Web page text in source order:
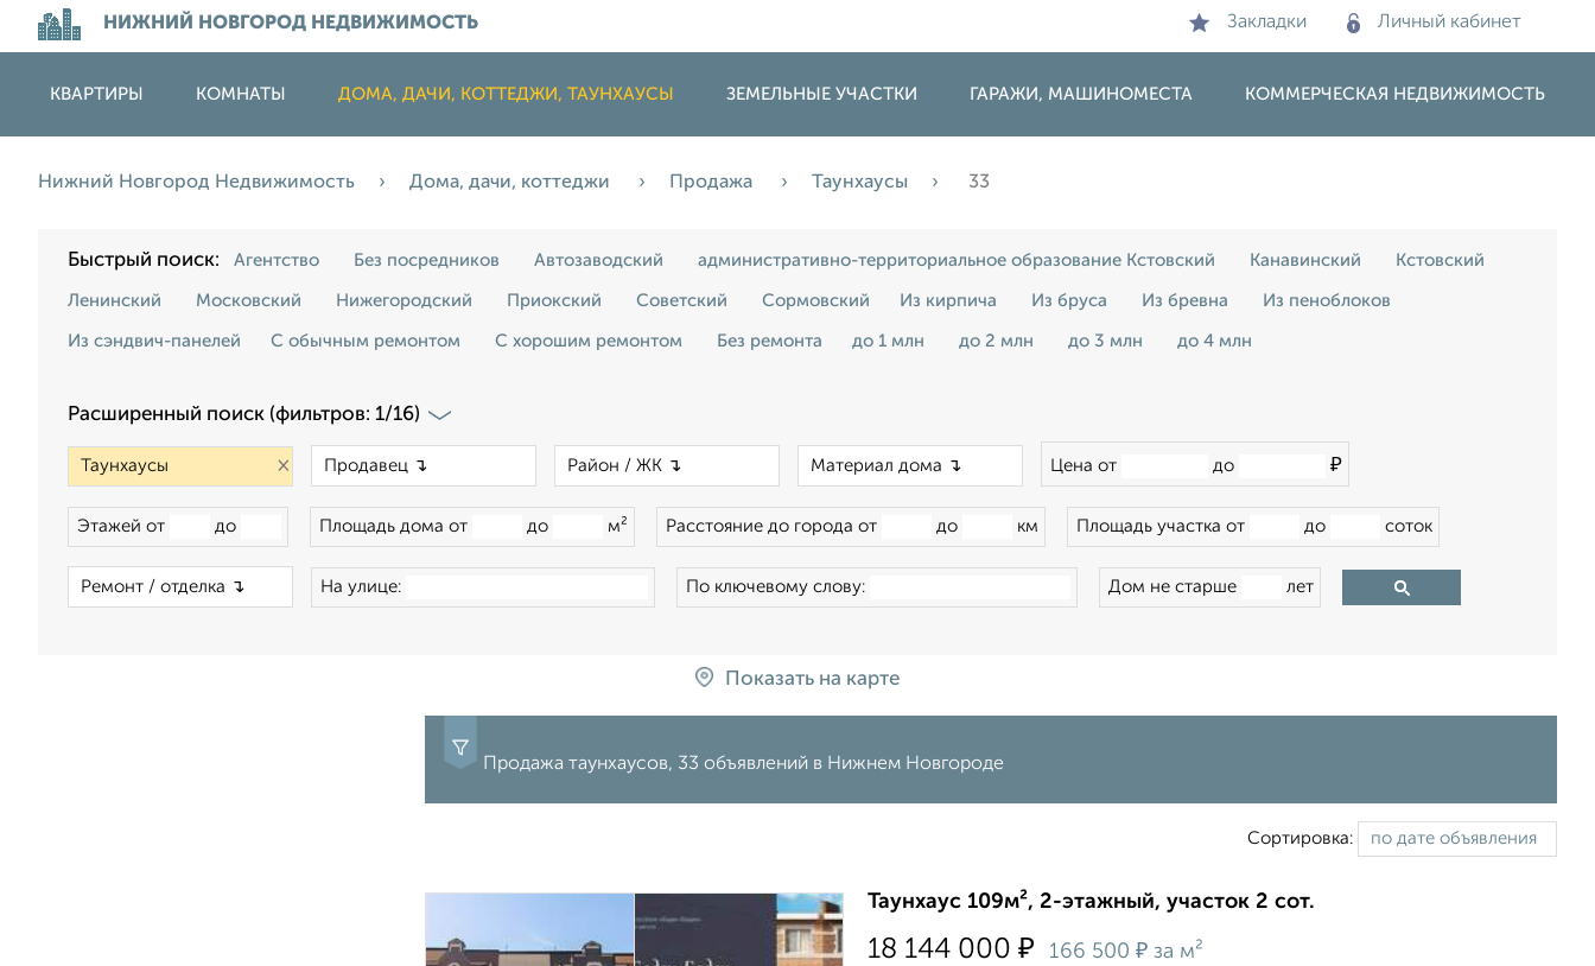
НИЖНИЙ НОВГОРОД НЕДВИЖИМОСТЬ Закладки Личный кабинет
КВАРТИРЫ КОМНАТЫ ДОМА, ДАЧИ, КОТТЕДЖИ, ТАУНХАУСЫ ЗЕМЕЛЬНЫЕ УЧАСТКИ ГАРАЖИ, МАШИНОМЕСТА КОММЕРЧЕСКАЯ НЕДВИЖИМОСТЬ
Нижний Новгород Недвижимость Дома, дачи, коттеджи Продажа Таунхаусы 33
Быстрый поиск: Агентство Без посредников Автозаводский административно-территориальное образование Кстовский Канавинский Кстовский
Ленинский Московский Нижегородский Приокский Советский Сормовский Из кирпича Из бруса Из бревна Из пеноблоков
Из сэндвич-панелей С обычным ремонтом С хорошим ремонтом Без ремонта до 1 млн до 2 млн до 3 млн до 4 млн
Расширенный поиск (фильтров: 1/16)
× Цена от до ₽
Этажей от до Площадь дома от до м² Расстояние до города от до км Площадь участка от до соток
На улице: По ключевому слову: Дом не старше лет
Показать на карте
Продажа таунхаусов, 33 объявлений в Нижнем Новгороде
Сортировка:
Таунхаус 109м², 2-этажный, участок 2 сот.
18 144 000 ₽ 166 500 ₽ за м²